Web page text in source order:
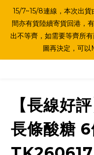
15/7~15/8連線，本次出
間亦有貨陸續寄貨回港，
出不等齊，如需要等齊所
圖再決定，可以
【長線好
長條酸糖